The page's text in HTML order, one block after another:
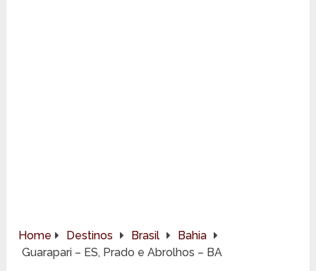
Home Destinos Brasil
Bahia
Guarapari – ES, Prado e Abrolhos – BA